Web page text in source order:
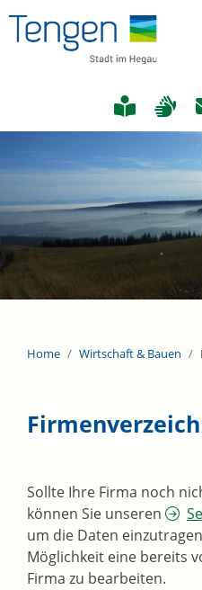
Home Wirtschaft & Bauen
Sollte Ihre Firma noch
können Sie unseren
um die Daten
Möglichkeit eine bereits
Firma zu bearbeiten.